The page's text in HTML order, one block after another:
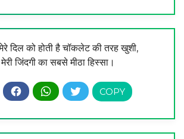
दिल को होती है चॉकलेट की तरह खुशी,
जिंदगी का सबसे मीठा हिस्सा।